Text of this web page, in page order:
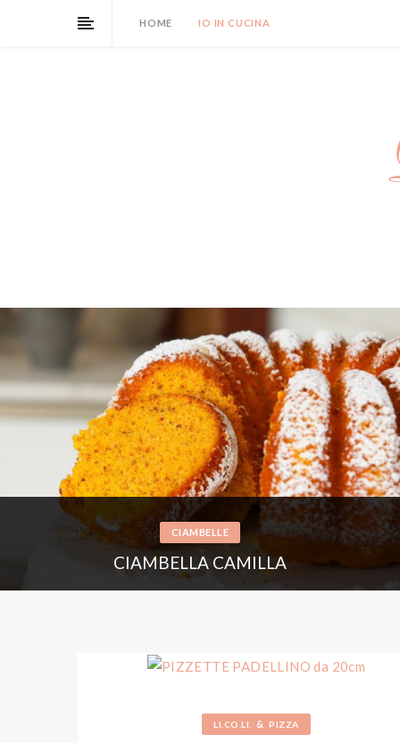
HOME IO IN CUCINA
CIAMBELLE
CIAMBELLA CAMILLA
LI.CO.LI. & PIZZA